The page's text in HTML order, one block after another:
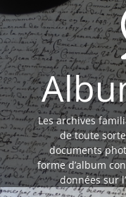
Les archives
de toute
documents
forme d’album
données sur